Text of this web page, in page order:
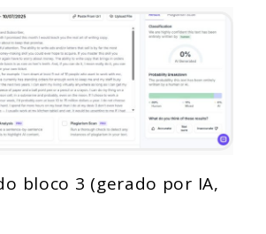
bloco 3 (gerado por IA,